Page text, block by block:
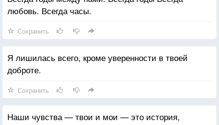
любовь. Всегда часы.
Сохранить
Я лишилась всего, кроме уверенности в твоей
доброте.
Сохранить
Наши чувства — твои и мои — это история,